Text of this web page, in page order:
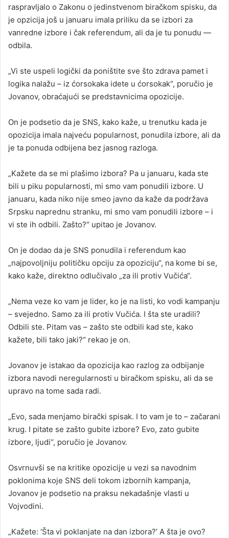
raspravljalo o Zakonu o jedinstvenom biračkom spisku, da
je opzicija još u januaru imala priliku da se izbori za
vanredne izbore i čak referendum, ali da je tu ponudu —
odbila.
„Vi ste uspeli logički da poništite sve što zdrava pamet i
logika nalažu – iz ćorsokaka idete u ćorsokak“, poručio je
Jovanov, obraćajući se predstavnicima opozicije.
On je podsetio da je SNS, kako kaže, u trenutku kada je
opozicija imala najveću popularnost, ponudila izbore, ali da
je ta ponuda odbijena bez jasnog razloga.
„Kažete da se mi plašimo izbora? Pa u januaru, kada ste
bili u piku popularnosti, mi smo vam ponudili izbore. U
januaru, kada niko nije smeo javno da kaže da podržava
Srpsku naprednu stranku, mi smo vam ponudili izbore – i
vi ste ih odbili. Zašto?“ upitao je Jovanov.
On je dodao da je SNS ponudila i referendum kao
„najpovoljniju političku opciju za opoziciju“, na kome bi se,
kako kaže, direktno odlučivalo „za ili protiv Vučića“.
„Nema veze ko vam je lider, ko je na listi, ko vodi kampanju
– svejedno. Samo za ili protiv Vučića. I šta ste uradili?
Odbili ste. Pitam vas – zašto ste odbili kad ste, kako
kažete, bili tako jaki?“ rekao je on.
Jovanov je istakao da opozicija kao razlog za odbijanje
izbora navodi neregularnosti u biračkom spisku, ali da se
upravo na tome sada radi.
„Evo, sada menjamo birački spisak. I to vam je to – začarani
krug. I pitate se zašto gubite izbore? Evo, zato gubite
izbore, ljudi“, poručio je Jovanov.
Osvrnuvši se na kritike opozicije u vezi sa navodnim
poklonima koje SNS deli tokom izbornih kampanja,
Jovanov je podsetio na praksu nekadašnje vlasti u
Vojvodini.
„Kažete: ‘Šta vi poklanjate na dan izbora?’ A šta je ovo?